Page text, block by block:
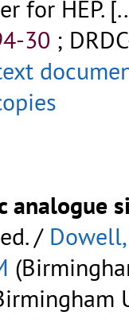
for HEP.
30 ;
analogue
/